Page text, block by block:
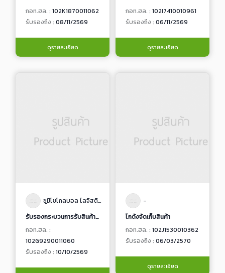
กอท.ฮล. : 102K1870011062
รับรองถึง : 08/11/2569
ดูรายละเอียด
กอท.ฮล. : 102I7410010961
รับรองถึง : 06/11/2569
ดูรายละเอียด
ซูมิโชโกลบอล โลจิสติคส์ (ประเทศไทย)
รับรองกระบวนการรับสินค้าเข้าคลังสินค้า,กระบวนการจัดเก็บสินค้า และกระบวนการเตรียมสินค้าจัดส่ง
กอท.ฮล. :
102G9290011060
รับรองถึง : 10/10/2569
-
โกดังจัดเก็บสินค้า
กอท.ฮล. : 102J1530010362
รับรองถึง : 06/03/2570
ดูรายละเอียด